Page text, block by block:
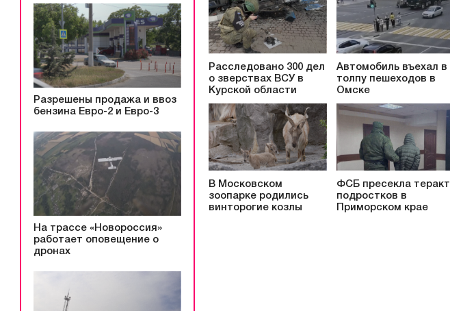
Разрешены продажа и ввоз
бензина Евро-2 и Евро-3
На трассе «Новороссия»
работает оповещение о
дронах
Расследовано 300 дел
о зверствах ВСУ в
Курской области
Автомобиль въехал в
толпу пешеходов в
Омске
В Московском
зоопарке родились
винторогие козлы
ФСБ пресекла теракт
подростков в
Приморском крае